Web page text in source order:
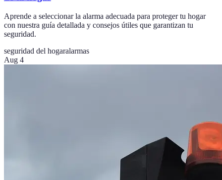
Aprende a seleccionar la alarma adecuada para proteger tu hogar
con nuestra guía detallada y consejos útiles que garantizan tu
seguridad.
seguridad del hogaralarmas
Aug 4